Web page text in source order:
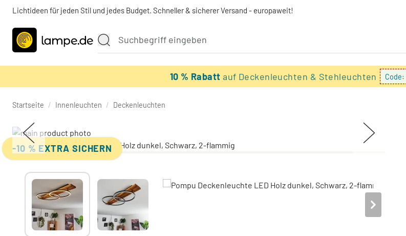
Lichtideen für jeden Stil und jedes Budget. Schneller & sicherer Versand - europaweit!
10 % Rabattauf Deckenleuchten & Stehleuchten Code:
Startseite / Innenleuchten / Deckenleuchten
-10 % EXTRA SICHERN